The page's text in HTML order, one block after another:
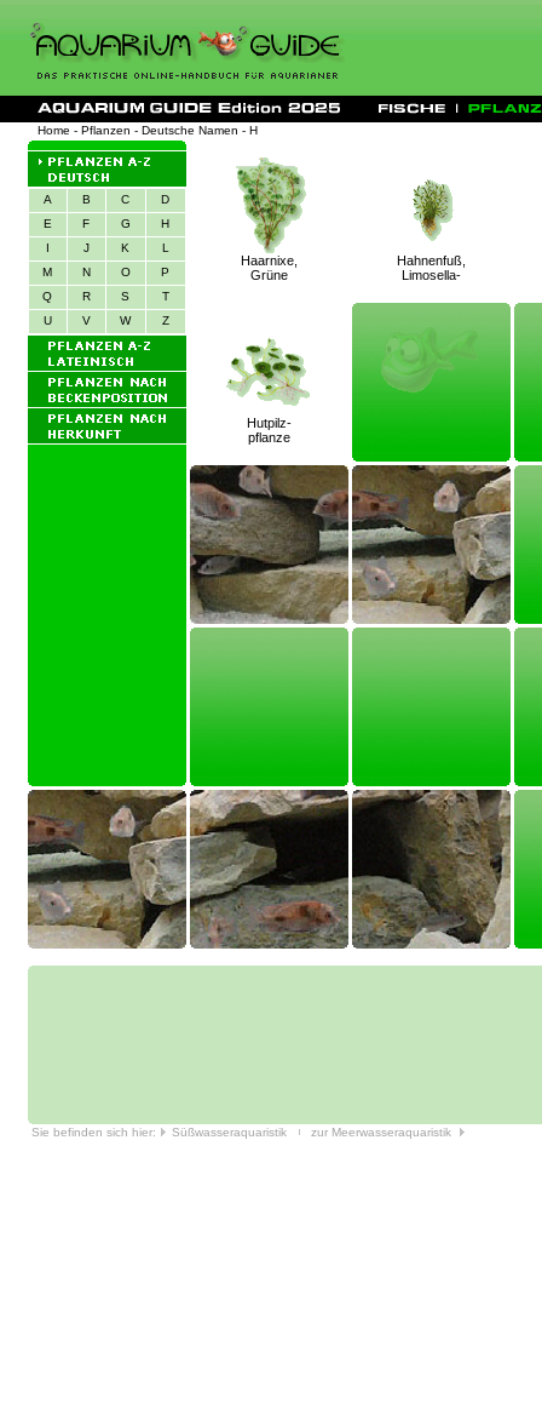
Home - Pflanzen - Deutsche Namen - H
A B C
D
E
F G
H
I
J K
L
M
N O
P
Q
R S
T
U
V W Z
Haarnixe,
Grüne
Hahnenfuß,
Limosella-
Hutpilz-
pflanze
Sie befinden sich hier: Süßwasseraquaristik zur Meerwasseraquaristik